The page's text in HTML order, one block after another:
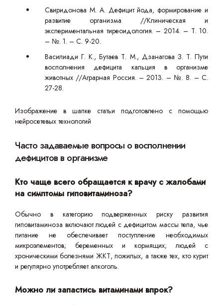
Свиридонова М. А. Дефицит йода, формирование и
развитие организма //Клиническая и
экспериментальная тиреоидология. – 2014. – Т. 10.
– №. 1. – С. 9-20.
Василиади Г. К., Бутаев Т. М., Дзанагова З. Т. Пути
восполнения дефицита кальция в организме
животных //Аграрная Россия. – 2013. – №. 8. – С.
27-28.
Изображение в шапке статьи подготовлено с помощью
нейросетевых технологий
Часто задаваемые вопросы о восполнении
дефицитов в организме
Кто чаще всего обращается к врачу с жалобами
на симптомы гиповитаминоза?
Обычно в категорию подверженных риску развития
гиповитаминоза включают людей с дефицитом массы тела, чье
питание не обеспечивает поступление необходимых
микроэлементов; беременных и кормящих; людей с
хроническими болезнями ЖКТ, пожилых, а также тех, кто курит
и регулярно употребляет алкоголь.
Можно ли запастись витаминами впрок?